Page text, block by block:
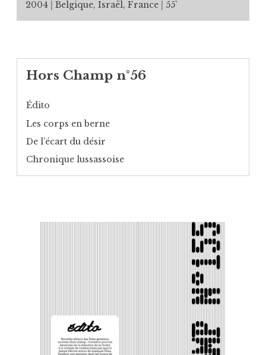
2004 Belgique, Israël, France 55’
Hors Champ n°56
Édito
Les corps en berne
De l’écart du désir
Chronique lussassoise